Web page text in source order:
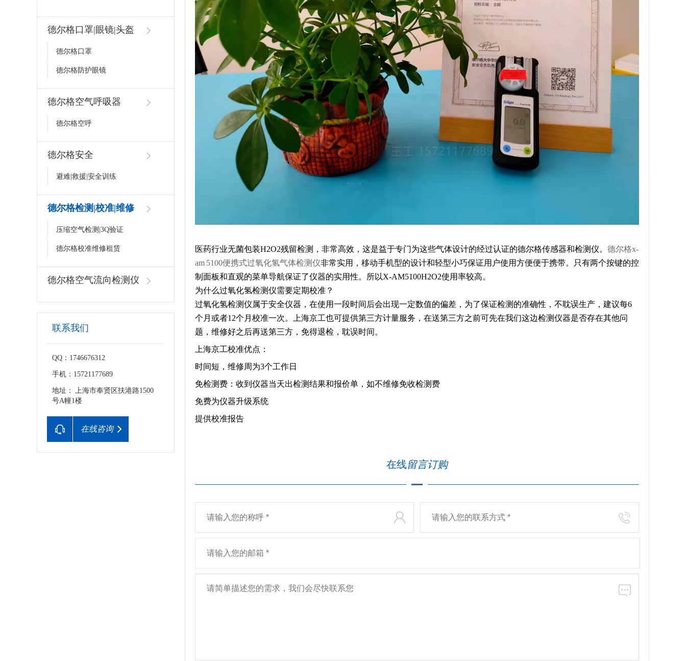
德尔格口罩|眼镜|头盔
德尔格口罩
德尔格防护眼镜
德尔格空气呼吸器
德尔格空呼
德尔格安全
避难|救援|安全训练
德尔格检测|校准|维修
压缩空气检测|3Q验证
德尔格校准维修租赁
德尔格空气流向检测仪
联系我们
QQ：1746676312
手机：15721177689
地址： 上海市奉贤区扶港路1500
号A幢1楼
在线咨询
医药行业无菌包装H2O2残留检测，非常高效，这是益于专门为这些气体设计的经过认证的德尔格传感器和检测仪。 德尔格x-
am 5100便携式过氧化氢气体检测仪非常实用，移动手机型的设计和轻型小巧保证用户使用方便便于携带。只有两个按键的控
制面板和直观的菜单导航保证了仪器的实用性。所以X-AM5100H2O2使用率较高。
为什么过氧化氢检测仪需要定期校准？
过氧化氢检测仪属于安全仪器，在使用一段时间后会出现一定数值的偏差，为了保证检测的准确性，不耽误生产，建议每6
个月或者12个月校准一次。上海京工也可提供第三方计量服务，在送第三方之前可先在我们这边检测仪器是否存在其他问
题，维修好之后再送第三方，免得退检，耽误时间。
上海京工校准优点：
时间短，维修周为3个工作日
免检测费：收到仪器当天出检测结果和报价单，如不维修免收检测费
免费为仪器升级系统
提供校准报告
在线留言订购